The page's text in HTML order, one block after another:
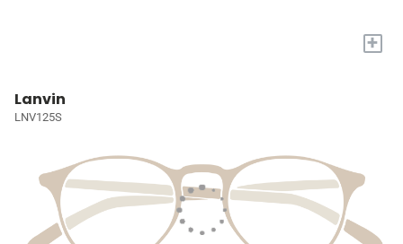
+
Lanvin
LNV125S